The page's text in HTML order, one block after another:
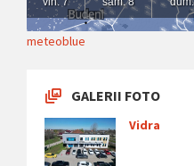
meteoblue
GALERII FOTO
Vidra